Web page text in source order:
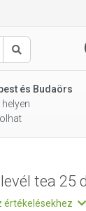
Keresés
és Budaörs
tea 25
értékelésekhez